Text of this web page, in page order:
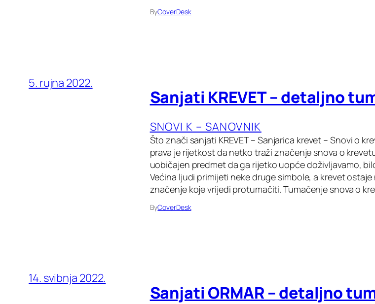
ByCoverDesk
5. rujna 2022.
Sanjati KREVET – detaljno
SNOVI K – SANOVNIK
Što znači sanjati KREVET – Sanjarica krevet – Snovi o
prava je rijetkost da netko traži značenje snova o
uobičajen predmet da ga rijetko uopće doživljavamo,
Većina ljudi primijeti neke druge simbole, a krevet
značenje koje vrijedi protumačiti. Tumačenje snova o
ByCoverDesk
14. svibnja 2022.
Sanjati ORMAR – detaljno